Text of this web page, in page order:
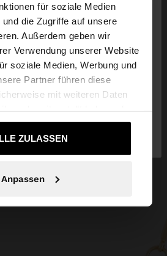
für soziale Medien
die Zugriffe auf unsere
Außerdem geben wir
Verwendung unserer Website
soziale Medien, Werbung und
Partner führen diese
mit weiteren Daten
Nutzung der Dienste
ZULASSEN
Anpassen
auf die Website zu.
United States Website
Ja, bringen Sie mich
zu United States